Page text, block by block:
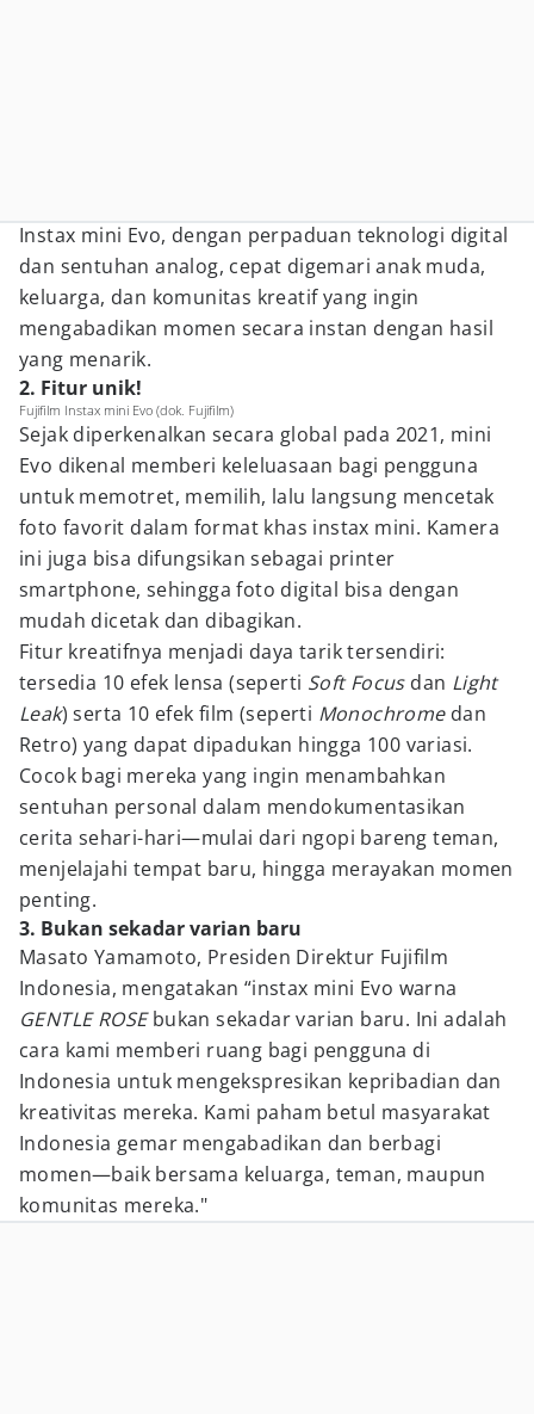
Instax mini Evo, dengan perpaduan teknologi digital
dan sentuhan analog, cepat digemari anak muda,
keluarga, dan komunitas kreatif yang ingin
mengabadikan momen secara instan dengan hasil
yang menarik.
2. Fitur unik!
Fujifilm Instax mini Evo (dok. Fujifilm)
Sejak diperkenalkan secara global pada 2021, mini
Evo dikenal memberi keleluasaan bagi pengguna
untuk memotret, memilih, lalu langsung mencetak
foto favorit dalam format khas instax mini. Kamera
ini juga bisa difungsikan sebagai printer
smartphone, sehingga foto digital bisa dengan
mudah dicetak dan dibagikan.
Fitur kreatifnya menjadi daya tarik tersendiri:
tersedia 10 efek lensa (seperti Soft Focus dan Light
Leak) serta 10 efek film (seperti Monochrome dan
Retro) yang dapat dipadukan hingga 100 variasi.
Cocok bagi mereka yang ingin menambahkan
sentuhan personal dalam mendokumentasikan
cerita sehari-hari—mulai dari ngopi bareng teman,
menjelajahi tempat baru, hingga merayakan momen
penting.
3. Bukan sekadar varian baru
Masato Yamamoto, Presiden Direktur Fujifilm
Indonesia, mengatakan “instax mini Evo warna
GENTLE ROSEbukan sekadar varian baru. Ini adalah
cara kami memberi ruang bagi pengguna di
Indonesia untuk mengekspresikan kepribadian dan
kreativitas mereka. Kami paham betul masyarakat
Indonesia gemar mengabadikan dan berbagi
momen—baik bersama keluarga, teman, maupun
komunitas mereka."